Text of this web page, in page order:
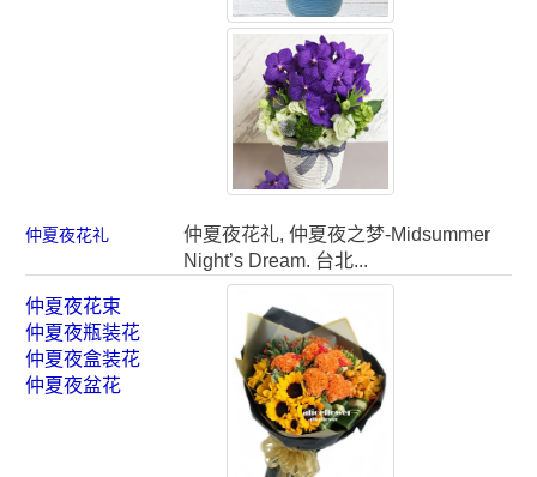
仲夏夜花礼
仲夏夜花礼, 仲夏夜之梦-Midsummer
Night’s Dream. 台北...
仲夏夜花束
仲夏夜瓶装花
仲夏夜盒装花
仲夏夜盆花